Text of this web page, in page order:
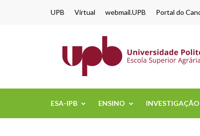
UPB Virtual webmail.UPB Portal do
ESA-IPB ENSINO INVESTIGAÇÃO